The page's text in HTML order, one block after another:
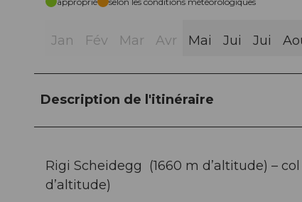
Jan Fév Mar Avr Mai Jui Jui
Description de l'itinéraire
Rigi Scheidegg (1660 m d’altitude) –
d’altitude)